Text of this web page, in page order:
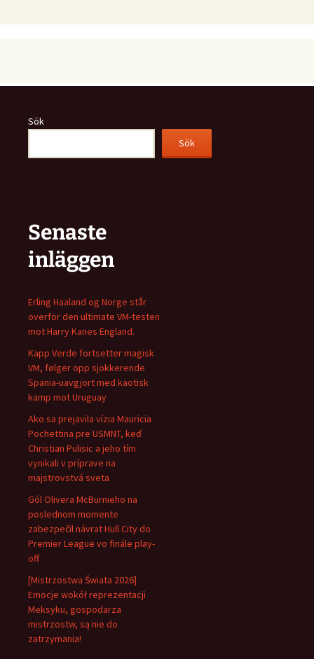
Sök
Sök
Senaste
inläggen
Erling Haaland og Norge står
overfor den ultimate VM-testen
mot Harry Kanes England.
Kapp Verde fortsetter magisk
VM, følger opp sjokkerende
Spania-uavgjort med kaotisk
kamp mot Uruguay
Ako sa prejavila vízia Mauricia
Pochettina pre USMNT, keď
Christian Pulisic a jeho tím
vynikali v príprave na
majstrovstvá sveta
Gól Olivera McBurnieho na
poslednom momente
zabezpečil návrat Hull City do
Premier League vo finále play-
off
[Mistrzostwa Świata 2026]
Emocje wokół reprezentacji
Meksyku, gospodarza
mistrzostw, są nie do
zatrzymania!